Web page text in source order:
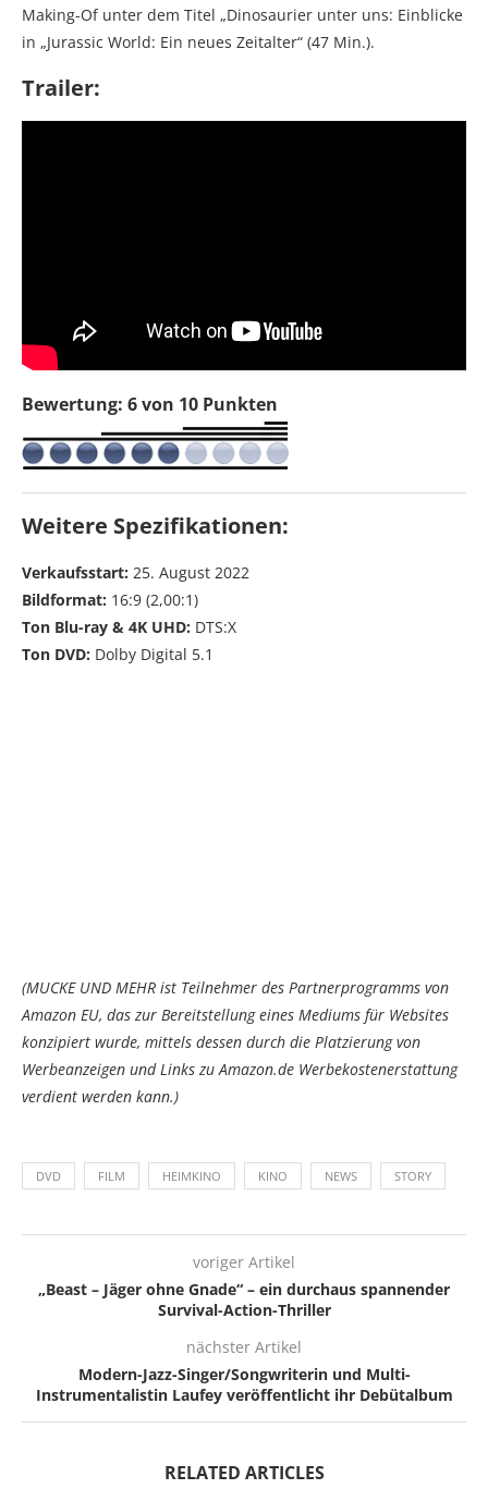
Making-Of unter dem Titel „Dinosaurier unter uns: Einblicke
in „Jurassic World: Ein neues Zeitalter“ (47 Min.).
Trailer:
Bewertung: 6 von 10 Punkten
Weitere Spezifikationen:
Verkaufsstart: 25. August 2022
Bildformat: 16:9 (2,00:1)
Ton Blu-ray & 4K UHD: DTS:X
Ton DVD: Dolby Digital 5.1
(MUCKE UND MEHR ist Teilnehmer des Partnerprogramms von
Amazon EU, das zur Bereitstellung eines Mediums für Websites
konzipiert wurde, mittels dessen durch die Platzierung von
Werbeanzeigen und Links zu Amazon.de Werbekostenerstattung
verdient werden kann.)
DVD FILM HEIMKINO KINO NEWS STORY
voriger Artikel
„Beast – Jäger ohne Gnade“ – ein durchaus spannender
Survival-Action-Thriller
nächster Artikel
Modern-Jazz-Singer/Songwriterin und Multi-
Instrumentalistin Laufey veröffentlicht ihr Debütalbum
RELATED ARTICLES